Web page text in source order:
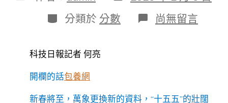
表
日
期
分
類
分類於 分數 在
〈新
新
尚無留言
科技日報記者 何亮
開欄的話包養網
新春將至，萬象更換新的資料，“十五五”的壯闊